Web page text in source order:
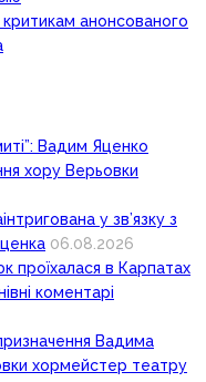
критикам анонсованого
Вадим Яценко
хору Верьовки
у зв’язку з
06.08.2026
проїхалася в Карпатах
коментарі
Вадима
хормейстер театру